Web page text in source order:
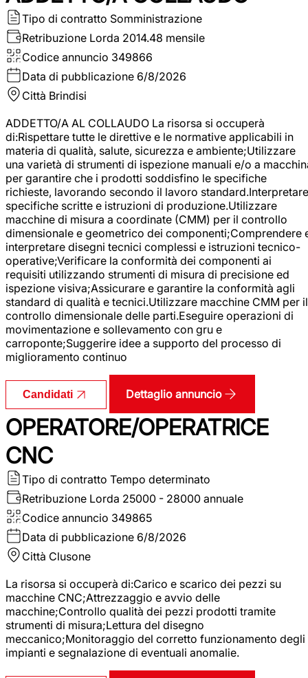
Tipo di contratto Somministrazione
Retribuzione Lorda 2014.48 mensile
Codice annuncio 349866
Data di pubblicazione 6/8/2026
Città Brindisi
ADDETTO/A AL COLLAUDO La risorsa si occuperà
di:Rispettare tutte le direttive e le normative applicabili in
materia di qualità, salute, sicurezza e ambiente;Utilizzare
una varietà di strumenti di ispezione manuali e/o a
per garantire che i prodotti soddisfino le specifiche
richieste, lavorando secondo il lavoro standard.Interpretare
specifiche scritte e istruzioni di produzione.Utilizzare
macchine di misura a coordinate (CMM) per il controllo
dimensionale e geometrico dei componenti;Comprendere
interpretare disegni tecnici complessi e istruzioni tecnico-
operative;Verificare la conformità dei componenti ai
requisiti utilizzando strumenti di misura di precisione ed
ispezione visiva;Assicurare e garantire la conformità agli
standard di qualità e tecnici.Utilizzare macchine CMM per il
controllo dimensionale delle parti.Eseguire operazioni di
movimentazione e sollevamento con gru e
carroponte;Suggerire idee a supporto del processo di
miglioramento continuo
Candidati Dettaglio annuncio
OPERATORE/OPERATRICE
CNC
Tipo di contratto Tempo determinato
Retribuzione Lorda 25000 - 28000 annuale
Codice annuncio 349865
Data di pubblicazione 6/8/2026
Città Clusone
La risorsa si occuperà di:Carico e scarico dei pezzi su
macchine CNC;Attrezzaggio e avvio delle
macchine;Controllo qualità dei pezzi prodotti tramite
strumenti di misura;Lettura del disegno
meccanico;Monitoraggio del corretto funzionamento degli
impianti e segnalazione di eventuali anomalie.